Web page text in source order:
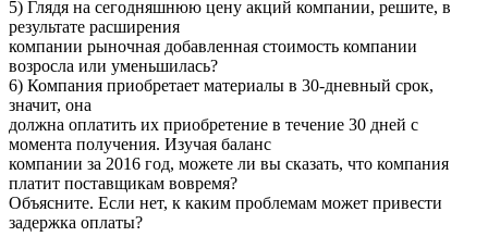
5) Глядя на сегодняшнюю цену акций компании, решите, в
результате расширения
компании рыночная добавленная стоимость компании
возросла или уменьшилась?
6) Компания приобретает материалы в 30-дневный срок,
значит, она
должна оплатить их приобретение в течение 30 дней с
момента получения. Изучая баланс
компании за 2016 год, можете ли вы сказать, что компания
платит поставщикам вовремя?
Объясните. Если нет, к каким проблемам может привести
задержка оплаты?